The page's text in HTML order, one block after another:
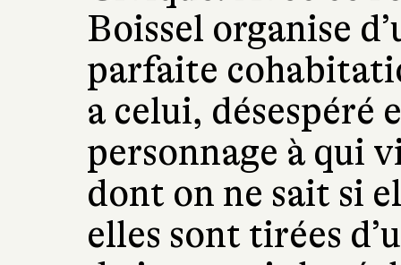
Boissel organise
parfaite
a celui, désespéré
personnage à qui
dont on ne sait si
elles sont tirées